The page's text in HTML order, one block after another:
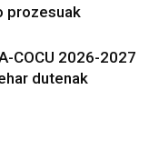
prozesuak
COCU 2026-2027
dutenak